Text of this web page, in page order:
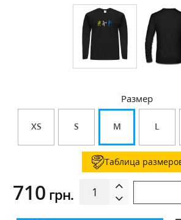
Размер
XS S M L
Таблица
710 грн.